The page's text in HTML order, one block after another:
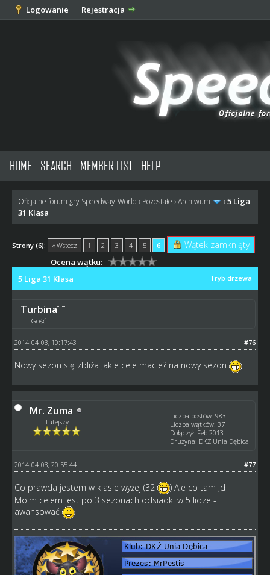
Logowanie Rejestracja
HOME SEARCH MEMBER LIST HELP
Oficjalne forum gry Speedway-World › Pozostałe ›Archiwum ›5 Liga
31 Klasa
Strony (6): « Wstecz 1 2 3 4 5 6 Wątek zamknięty
Ocena wątku:
Tryb drzewa
5 Liga 31 Klasa
Turbina
Gość
#76
2014-04-03, 10:17:43
Nowy sezon się zbliża jakie cele macie? na nowy sezon
Mr. Zuma
Tutejszy
Liczba postów: 983
Liczba wątków: 37
Dołączył: Feb 2013
Drużyna: DKŻ Unia Dębica
#77
2014-04-03, 20:55:44
Co prawda jestem w klasie wyżej (32
) Ale co tam ;d
Moim celem jest po 3 sezonach odsiadki w 5 lidze -
awansować